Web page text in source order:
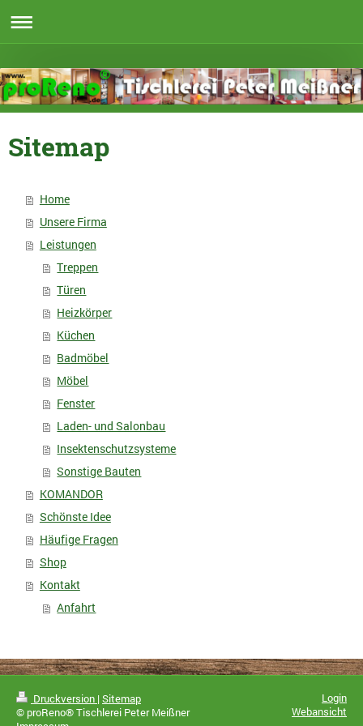
Sitemap
Home
Unsere Firma
Leistungen
Treppen
Türen
Heizkörper
Küchen
Badmöbel
Möbel
Fenster
Laden- und Salonbau
Insektenschutzsysteme
Sonstige Bauten
KOMANDOR
Schönste Idee
Häufige Fragen
Shop
Kontakt
Anfahrt
Druckversion | Sitemap
© proReno® Tischlerei Peter Meißner
Login
Webansicht